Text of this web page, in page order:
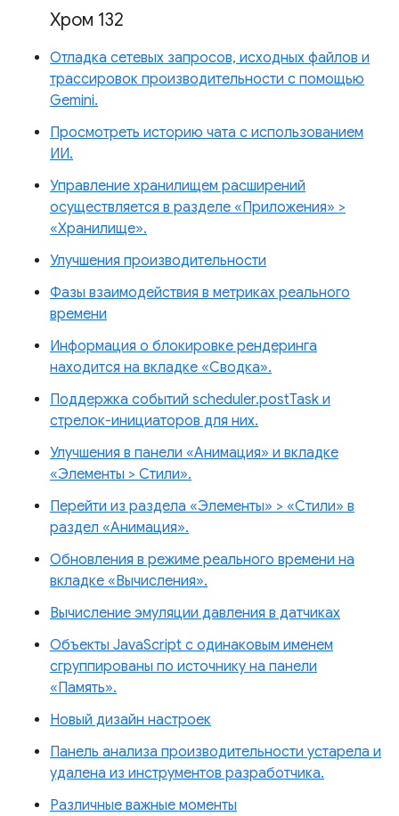
Хром 132
Отладка сетевых запросов, исходных файлов и
трассировок производительности с помощью
Gemini.
Просмотреть историю чата с использованием
ИИ.
Управление хранилищем расширений
осуществляется в разделе «Приложения» >
«Хранилище».
Улучшения производительности
Фазы взаимодействия в метриках реального
времени
Информация о блокировке рендеринга
находится на вкладке «Сводка».
Поддержка событий scheduler.postTask и
стрелок-инициаторов для них.
Улучшения в панели «Анимация» и вкладке
«Элементы > Стили».
Перейти из раздела «Элементы» > «Стили» в
раздел «Анимация».
Обновления в режиме реального времени на
вкладке «Вычисления».
Вычисление эмуляции давления в датчиках
Объекты JavaScript с одинаковым именем
сгруппированы по источнику на панели
«Память».
Новый дизайн настроек
Панель анализа производительности устарела и
удалена из инструментов разработчика.
Различные важные моменты